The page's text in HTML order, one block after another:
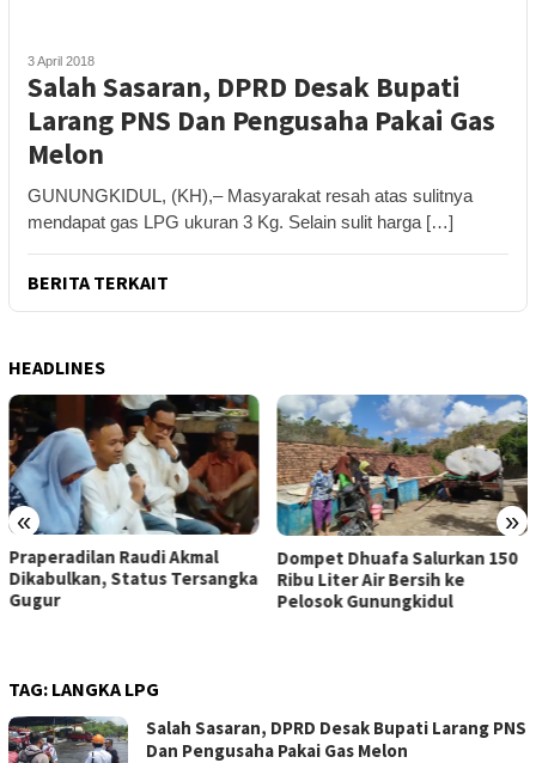
3 April 2018
Salah Sasaran, DPRD Desak Bupati
Larang PNS Dan Pengusaha Pakai Gas
Melon
GUNUNGKIDUL, (KH),– Masyarakat resah atas sulitnya
mendapat gas LPG ukuran 3 Kg. Selain sulit harga […]
BERITA TERKAIT
HEADLINES
« »
Praperadilan Raudi Akmal
Dikabulkan, Status Tersangka
Gugur
Dompet Dhuafa Salurkan 150
Ribu Liter Air Bersih ke
Pelosok Gunungkidul
TAG: LANGKA LPG
Salah Sasaran, DPRD Desak Bupati Larang PNS
Dan Pengusaha Pakai Gas Melon